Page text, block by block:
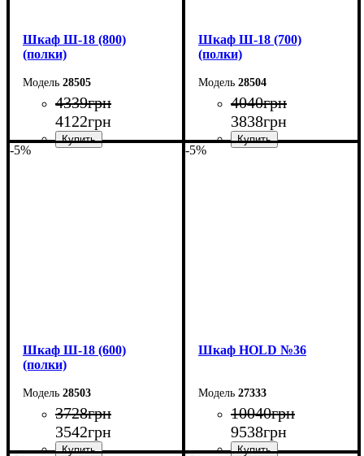
Шкаф Ш-18 (800)
(полки)
28505
4339грн
4122грн
Шкаф Ш-18 (700)
(полки)
28504
4040грн
3838грн
-5%
Шкаф Ш-18 (600)
(полки)
28503
3728грн
3542грн
-5%
Шкаф НOLD №36
27333
10040грн
9538грн